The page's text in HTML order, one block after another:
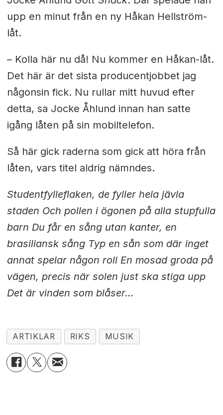
upp en minut från en ny Håkan Hellström-
låt.
– Kolla här nu då! Nu kommer en Håkan-låt.
Det här är det sista producentjobbet jag
någonsin fick. Nu rullar mitt huvud efter
detta, sa Jocke Åhlund innan han satte
igång låten på sin mobiltelefon.
Så här gick raderna som gick att höra från
låten, vars titel aldrig nämndes.
Studentfylleflaken, de fyller hela jävla
staden Och pollen i ögonen på alla stupfulla
barn Du får en sång utan kanter, en
brasiliansk sång Typ en sån som där inget
annat spelar någon roll En mosad groda på
vägen, precis när solen just ska stiga upp
Det är vinden som blåser...
ARTIKLAR RIKS MUSIK